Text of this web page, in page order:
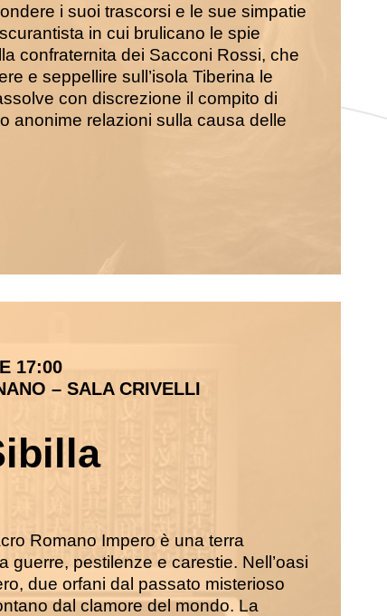
i suoi trascorsi e le sue simpatie
in cui brulicano le spie
confraternita dei Sacconi Rossi, che
e seppellire sull’isola Tiberina le
con discrezione il compito di
anonime relazioni sulla causa delle
17:00
– SALA CRIVELLI
Romano Impero è una terra
guerre, pestilenze e carestie. Nell’oasi
due orfani dal passato misterioso
dal clamore del mondo. La